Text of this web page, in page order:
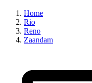
Home
Rio
Reno
Zaandam